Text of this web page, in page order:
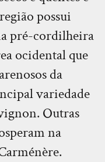
possui
pré-cordilheira
ocidental que
da
variedade
Outras
na